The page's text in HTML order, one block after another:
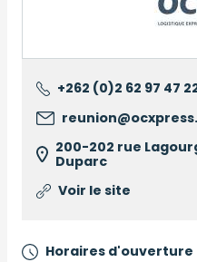
+262 (0)2 62 97 47
200-202 rue
Duparc
Voir le site
Horaires d'ouverture